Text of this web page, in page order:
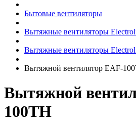
Бытовые вентиляторы
Вытяжные вентиляторы
Вытяжные вентиляторы
Вытяжной вентилятор EAF-
Вытяжной
100TH